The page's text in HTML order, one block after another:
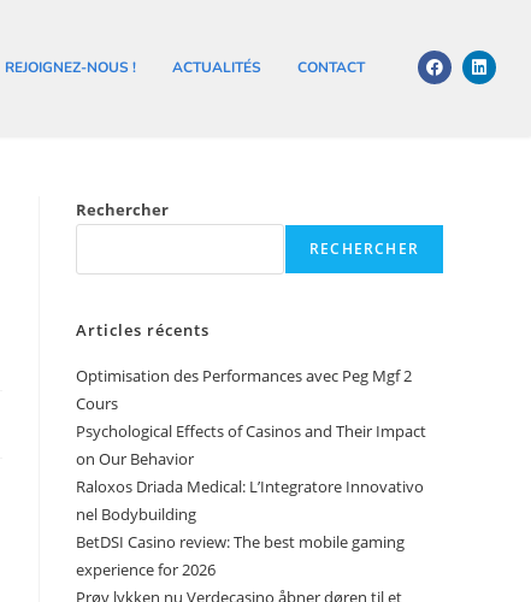
REJOIGNEZ-NOUS ! ACTUALITÉS CONTACT
Rechercher
RECHERCHER
Articles récents
Optimisation des Performances avec Peg Mgf 2
Cours
Psychological Effects of Casinos and Their Impact
on Our Behavior
Raloxos Driada Medical: L’Integratore Innovativo
nel Bodybuilding
BetDSI Casino review: The best mobile gaming
experience for 2026
Prøv lykken nu Verdecasino åbner døren til et